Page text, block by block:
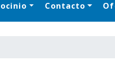
Contacto